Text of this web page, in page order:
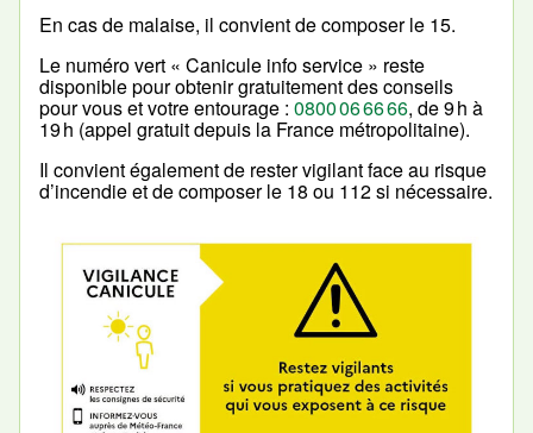
En cas de malaise, il convient de composer le 15.
Le numéro vert « Canicule info service » reste
disponible pour obtenir gratuitement des conseils
pour vous et votre entourage : 0800 06 66 66, de 9 h à
19 h (appel gratuit depuis la France métropolitaine).
Il convient également de rester vigilant face au risque
d’incendie et de composer le 18 ou 112 si nécessaire.